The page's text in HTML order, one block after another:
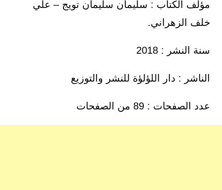
مؤلف الكتاب : سليمان سليمان تويج – علي
خلف الزهراني.
سنة النشر : 2018
الناشر : دار اللؤلؤة للنشر والتوزيع
عدد الصفحات : 89 من الصفحات